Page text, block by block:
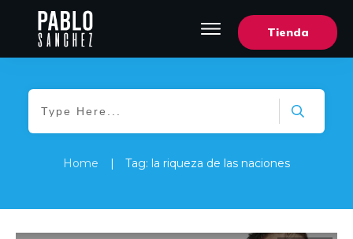
Tienda
Home Tag: la riqueza de las naciones